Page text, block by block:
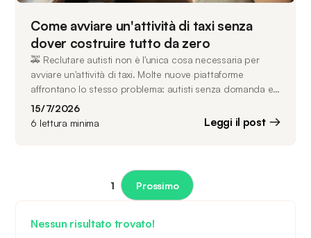
Come avviare un'attività di taxi senza
dover costruire tutto da zero
🚕 Reclutare autisti non è l'unica cosa necessaria per
avviare un'attività di taxi. Molte nuove piattaforme
affrontano lo stesso problema: autisti senza domanda e
passeggeri senza autisti disponibili. Gestire entrambi gli
aspetti contemporaneamente è il punto in cui fallisce la
maggior parte dei lanci. Questo articolo illustra i
15/7/2026
6 lettura minima Leggi il post
1 Prossimo
Nessun risultato trovato!